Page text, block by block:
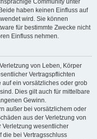
Community unter
haben keinen Einfluss auf
wird. Sie können
für bestimmte Zwecke nicht
Einfluss nehmen.
von Leben, Körper
Vertragspflichten
ein vorsätzliches oder grob
Dies gilt auch für mittelbare
Gewinn.
außer bei vorsätzlichem oder
aus der Verletzung von
Verletzung wesentlicher
die bei Vertragsschluss